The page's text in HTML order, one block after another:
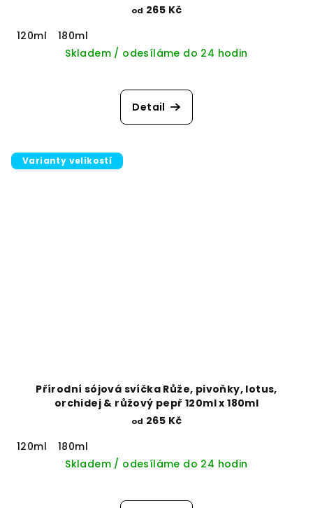
od 265 Kč
120ml
180ml
Skladem / odesíláme do 24 hodin
Detail
Varianty velikostí
Přírodní sójová svíčka Růže, pivoňky, lotus,
orchidej & růžový pepř 120ml x 180ml
od 265 Kč
120ml
180ml
Skladem / odesíláme do 24 hodin